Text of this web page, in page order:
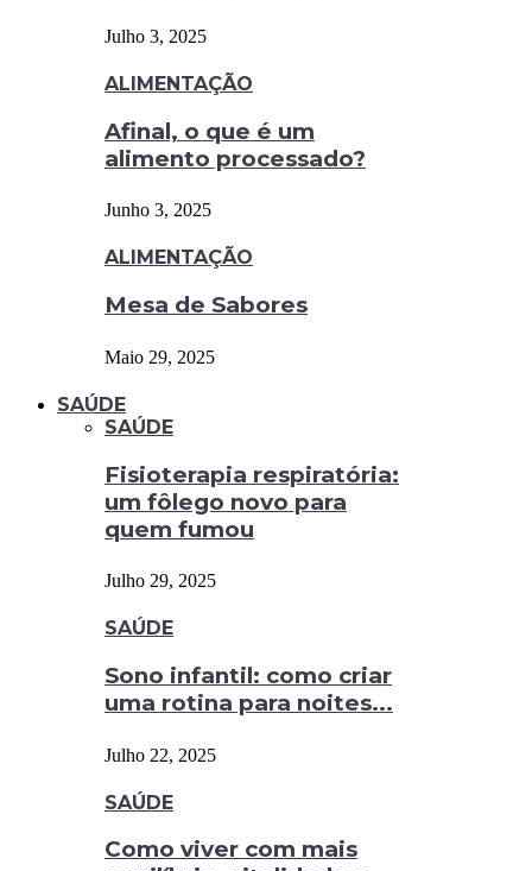
Julho 3, 2025
ALIMENTAÇÃO
Afinal, o que é um
alimento processado?
Junho 3, 2025
ALIMENTAÇÃO
Mesa de Sabores
Maio 29, 2025
SAÚDE
SAÚDE
Fisioterapia respiratória:
um fôlego novo para
quem fumou
Julho 29, 2025
SAÚDE
Sono infantil: como criar
uma rotina para noites...
Julho 22, 2025
SAÚDE
Como viver com mais